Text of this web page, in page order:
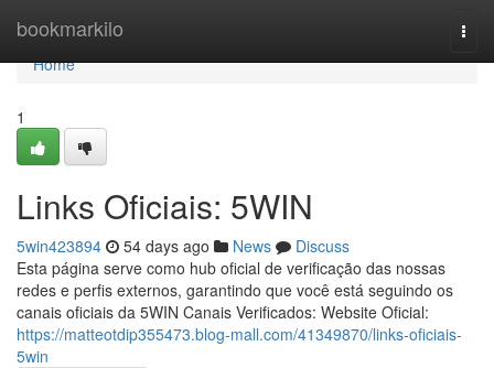
bookmarkilo
Home
Home
1
Links Oficiais: 5WIN
5win423894 54 days ago News
Discuss
Esta página serve como hub oficial de verificação das nossas
redes e perfis externos, garantindo que você está seguindo os
canais oficiais da 5WIN Canais Verificados: Website Oficial:
https://matteotdip355473.blog-mall.com/41349870/links-oficiais-
5win